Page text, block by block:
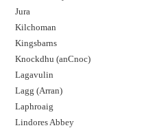
Jura
Kilchoman
Kingsbarns
Knockdhu (anCnoc)
Lagavulin
Lagg (Arran)
Laphroaig
Lindores Abbey